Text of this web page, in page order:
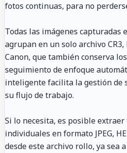
fotos continuas, para no
Todas las imágenes capturadas
agrupan en un solo archivo
Canon, que también conserva
seguimiento de enfoque
inteligente facilita la gestión de
su flujo de trabajo.
Si lo necesita, es posible
individuales en formato JPEG,
desde este archivo rollo, ya sea